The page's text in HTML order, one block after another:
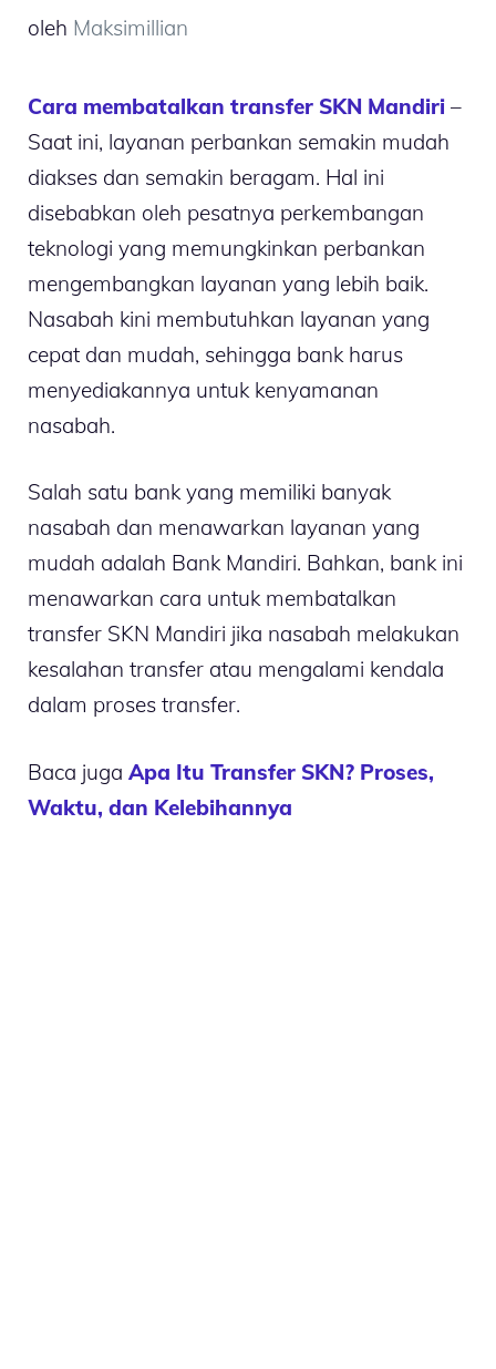
oleh Maksimillian
Cara membatalkan transfer SKN Mandiri –
Saat ini, layanan perbankan semakin mudah
diakses dan semakin beragam. Hal ini
disebabkan oleh pesatnya perkembangan
teknologi yang memungkinkan perbankan
mengembangkan layanan yang lebih baik.
Nasabah kini membutuhkan layanan yang
cepat dan mudah, sehingga bank harus
menyediakannya untuk kenyamanan
nasabah.
Salah satu bank yang memiliki banyak
nasabah dan menawarkan layanan yang
mudah adalah Bank Mandiri. Bahkan, bank ini
menawarkan cara untuk membatalkan
transfer SKN Mandiri jika nasabah melakukan
kesalahan transfer atau mengalami kendala
dalam proses transfer.
Baca juga Apa Itu Transfer SKN? Proses,
Waktu, dan Kelebihannya